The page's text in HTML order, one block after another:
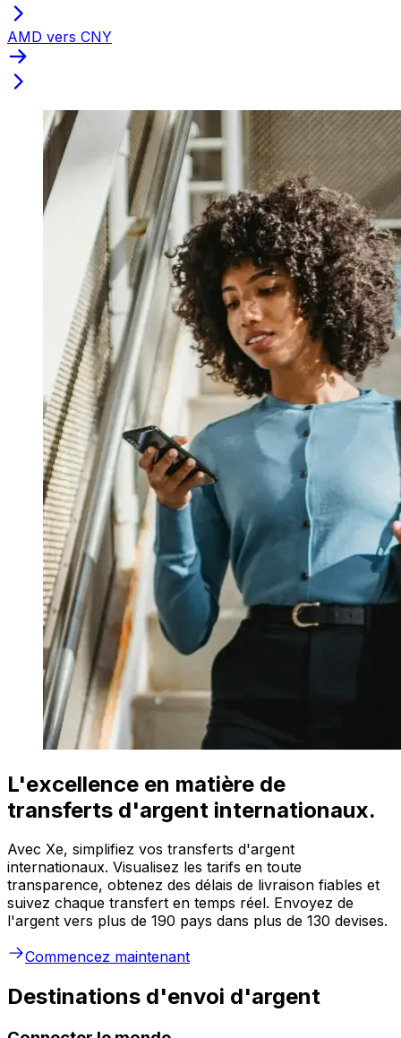
AMD vers CNY
L'excellence en matière de
transferts d'argent internationaux.
Avec Xe, simplifiez vos transferts d'argent
internationaux. Visualisez les tarifs en toute
transparence, obtenez des délais de livraison fiables et
suivez chaque transfert en temps réel. Envoyez de
l'argent vers plus de 190 pays dans plus de 130 devises.
Commencez maintenant
Destinations d'envoi d'argent